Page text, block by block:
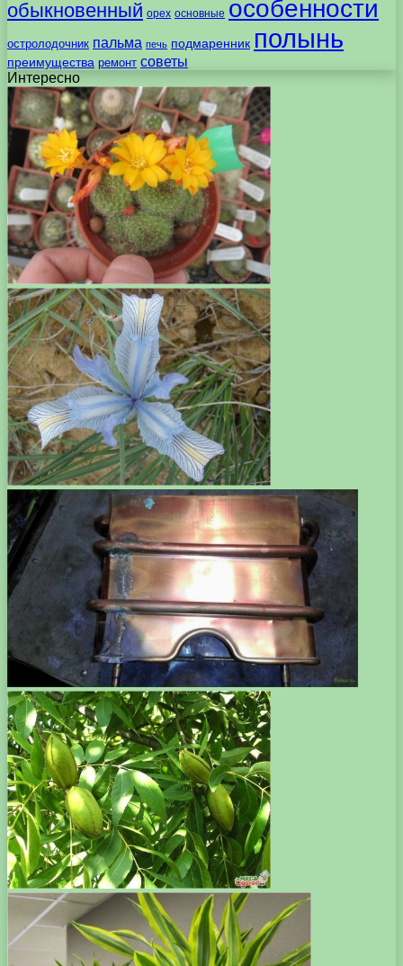
обыкновенный орех основные особенности
остролодочник пальма печь подмаренник полынь
преимущества ремонт советы
Интересно